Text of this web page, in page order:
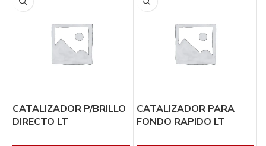
CATALIZADOR P/BRILLO
DIRECTO LT
CATALIZADOR PARA
FONDO RAPIDO LT